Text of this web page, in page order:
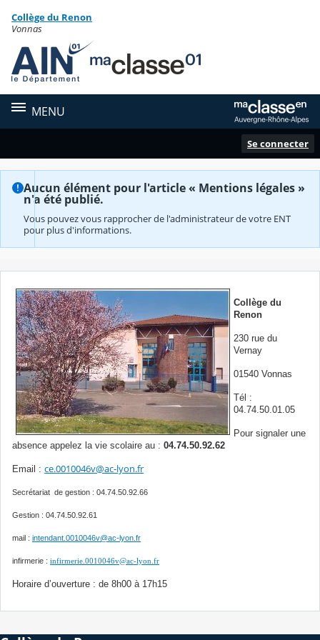
Contenu
Collège du Renon
Vonnas
MENU
Se connecter
Aucun élément pour l'article « Mentions légales »
n'a été publié.
Vous pouvez vous rapprocher de l'administrateur de votre ENT
pour plus d'informations.
Collège du
Renon
230 rue du
Vernay
01540 Vonnas
Tél :
04.74.50.01.05
Pour signaler une
absence appelez la vie scolaire au : 04.74.50.92.62
Email : ce.0010046v@ac-lyon.fr
Secrétariat de gestion : 04.74.50.92.66
Gestion : 04.74.50.92.61
mail : intendant.0010046v@ac-lyon.fr
infirmerie : infirmerie.0010046v@ac-lyon.fr
Horaire d’ouverture : de 8h00 à 17h15